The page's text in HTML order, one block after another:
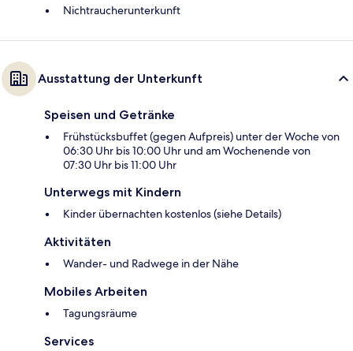
Nichtraucherunterkunft
Ausstattung der Unterkunft
Speisen und Getränke
Frühstücksbuffet (gegen Aufpreis) unter der Woche von
06:30 Uhr bis 10:00 Uhr und am Wochenende von
07:30 Uhr bis 11:00 Uhr
Unterwegs mit Kindern
Kinder übernachten kostenlos (siehe Details)
Aktivitäten
Wander- und Radwege in der Nähe
Mobiles Arbeiten
Tagungsräume
Services